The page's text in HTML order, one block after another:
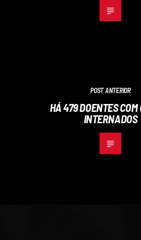
POST ANTERIOR
HÁ 479 DOENTES COM
INTERNADOS